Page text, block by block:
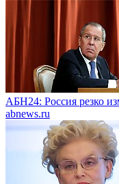
АБН24: Россия резко
abnews.ru